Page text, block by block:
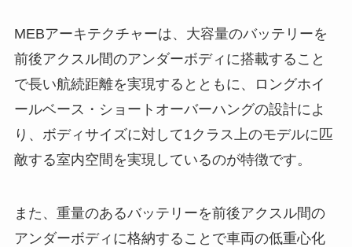
MEBアーキテクチャーは、大容量のバッテリーを
前後アクスル間のアンダーボディに搭載すること
で長い航続距離を実現するとともに、ロングホイ
ールベース・ショートオーバーハングの設計によ
り、ボディサイズに対して1クラス上のモデルに匹
敵する室内空間を実現しているのが特徴です。
また、重量のあるバッテリーを前後アクスル間の
アンダーボディに格納することで車両の低重心化